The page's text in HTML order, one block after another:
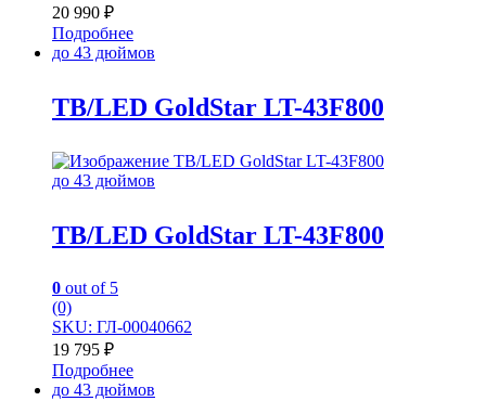
20 990 ₽
Подробнее
до 43 дюймов
TB/LED GoldStar LT-43F800
до 43 дюймов
TB/LED GoldStar LT-43F800
0 out of 5
(0)
SKU: ГЛ-00040662
19 795 ₽
Подробнее
до 43 дюймов